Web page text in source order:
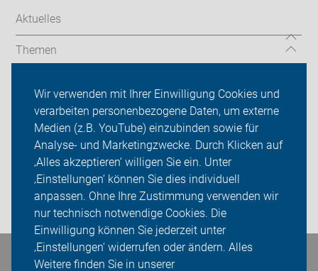
Wir verwenden mit Ihrer Einwilligung Cookies und
verarbeiten personenbezogene Daten, um externe
Medien (z.B. YouTube) einzubinden sowie für
Analyse- und Marketingzwecke. Durch Klicken auf
‚Alles akzeptieren‘ willigen Sie ein. Unter
‚Einstellungen‘ können Sie dies individuell
anpassen. Ohne Ihre Zustimmung verwenden wir
nur technisch notwendige Cookies. Die
Einwilligung können Sie jederzeit unter
‚Einstellungen‘ widerrufen oder ändern. Alles
Weitere finden Sie in unserer
Aktuelles
Themen
ADFC Dachau
Sei dabei
Presse
Bleiben Sie in Kontakt